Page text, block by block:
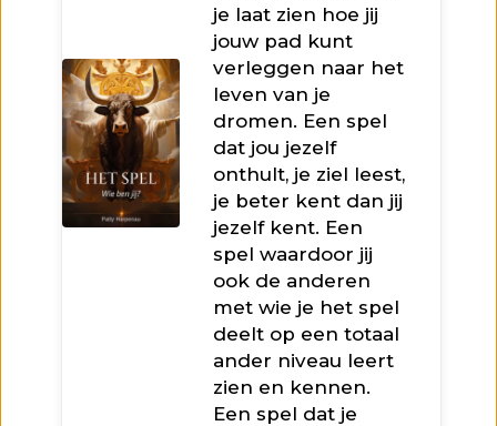
je laat zien hoe jij
jouw pad kunt
verleggen naar het
leven van je
dromen. Een spel
dat jou jezelf
onthult, je ziel leest,
je beter kent dan jij
jezelf kent. Een
spel waardoor jij
ook de anderen
met wie je het spel
deelt op een totaal
ander niveau leert
zien en kennen.
Een spel dat je